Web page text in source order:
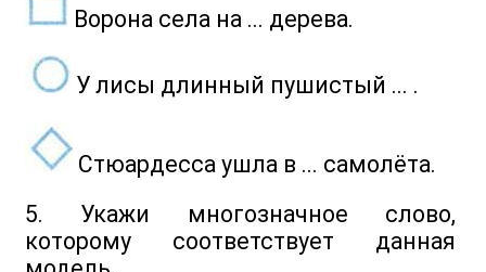
Ворона села на ... дерева.
У лисы длинный пушистый ... .
Стюардесса ушла в ... самолёта.
5. Укажи многозначное слово,
которому соответствует данная